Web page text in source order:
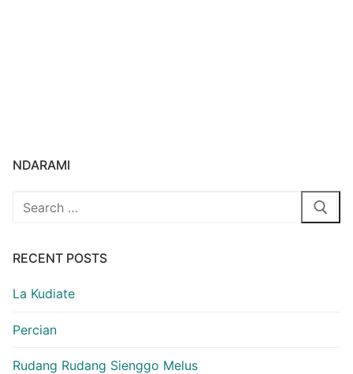
NDARAMI
Search
RECENT POSTS
La Kudiate
Percian
Rudang Rudang Sienggo Melus